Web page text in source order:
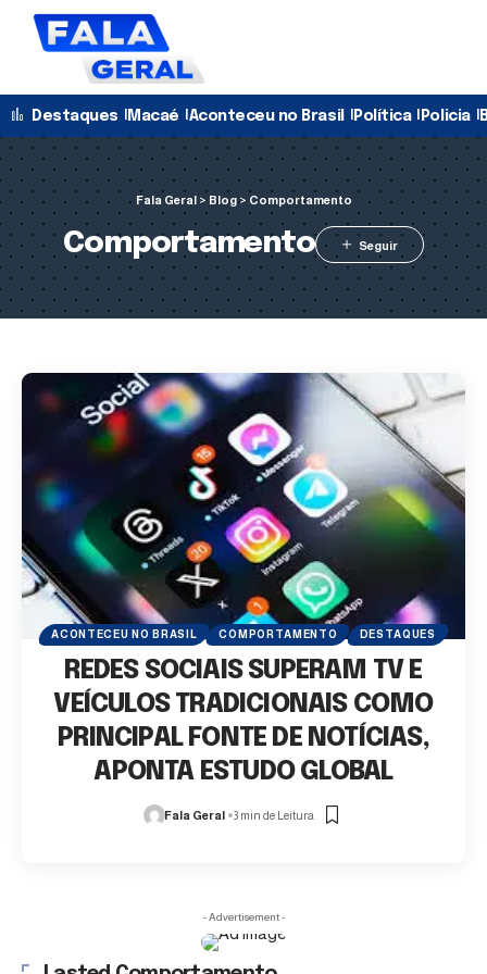
Destaques Macaé Aconteceu no Brasil Política Policia
Fala Geral > Blog> Comportamento
Comportamento
ACONTECEU NO BRASIL COMPORTAMENTO DESTAQUES
REDES SOCIAIS SUPERAM TV E
VEÍCULOS TRADICIONAIS COMO
PRINCIPAL FONTE DE NOTÍCIAS,
APONTA ESTUDO GLOBAL
Fala Geral 3 min de Leitura
- Advertisement -